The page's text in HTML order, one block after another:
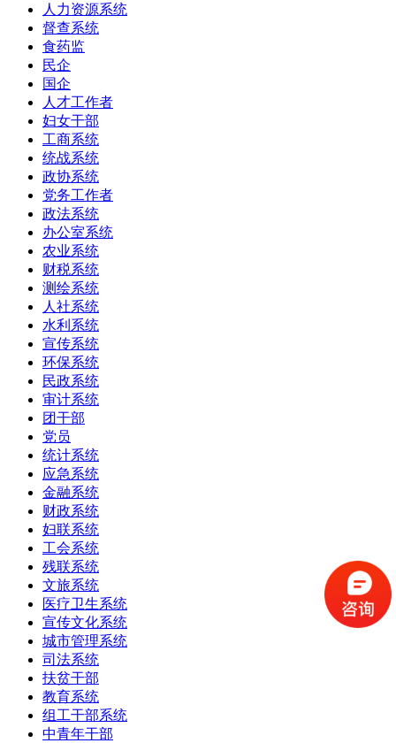
人力资源系统
督查系统
食药监
民企
国企
人才工作者
妇女干部
工商系统
统战系统
政协系统
党务工作者
政法系统
办公室系统
农业系统
财税系统
测绘系统
人社系统
水利系统
宣传系统
环保系统
民政系统
审计系统
团干部
党员
统计系统
应急系统
金融系统
财政系统
妇联系统
工会系统
残联系统
文旅系统
医疗卫生系统
宣传文化系统
城市管理系统
司法系统
扶贫干部
教育系统
组工干部系统
中青年干部